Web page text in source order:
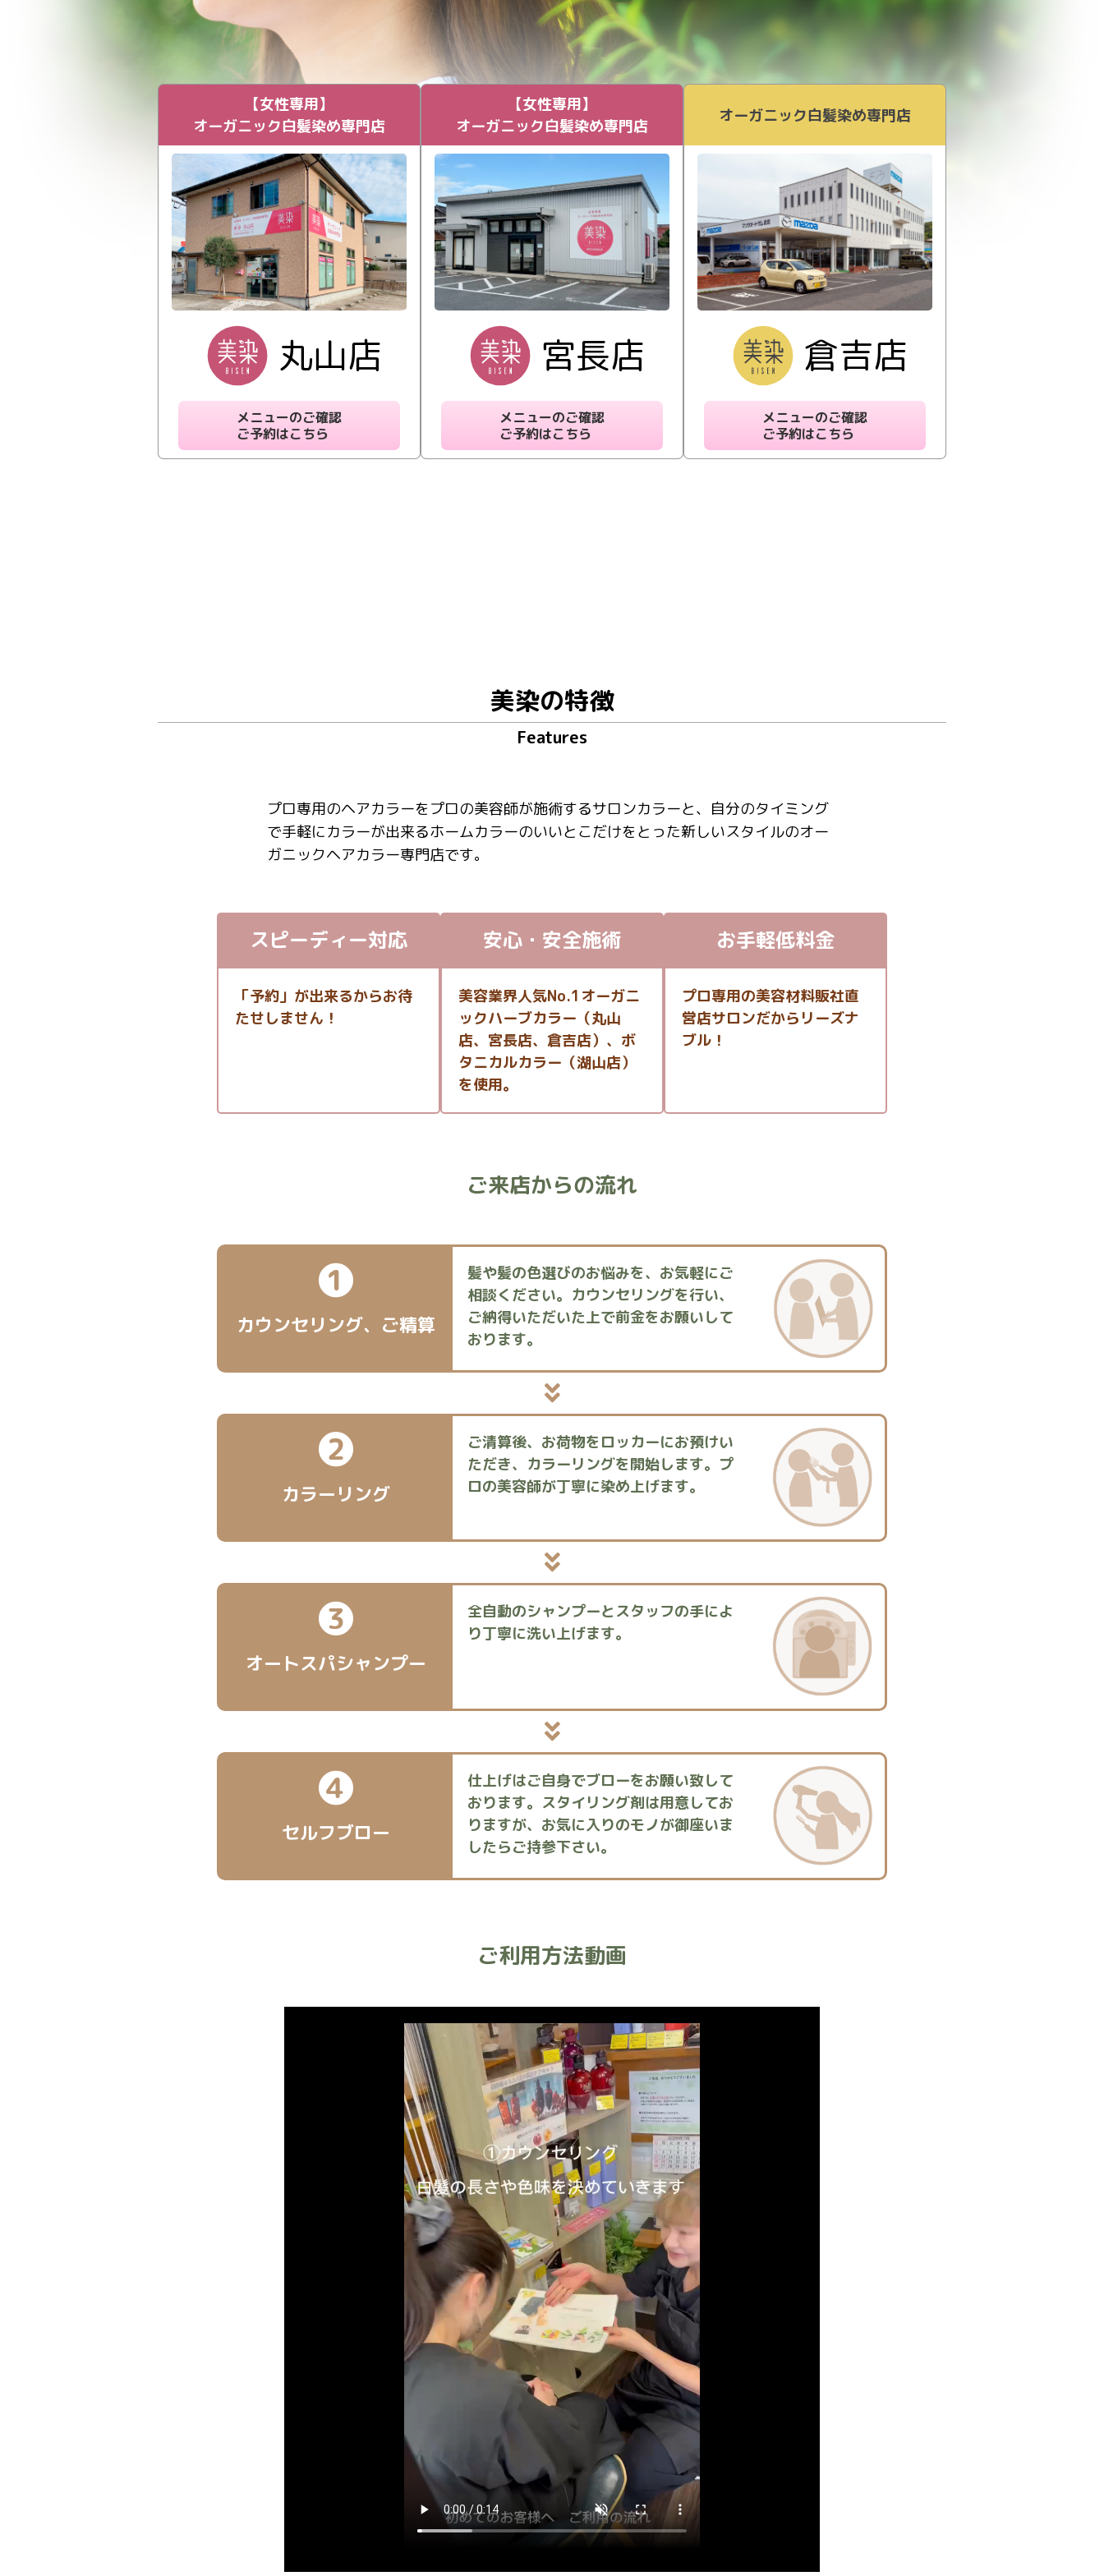
【女性専用】
オーガニック白髪染め専門店
丸山店
メニューのご確認
ご予約はこちら
【女性専用】
オーガニック白髪染め専門店
宮長店
メニューのご確認
ご予約はこちら
オーガニック白髪染め専門店
倉吉店
メニューのご確認
ご予約はこちら
美染の特徴
Features
プロ専用のヘアカラーをプロの美容師が施術するサロンカラーと、自分のタイミング
で手軽にカラーが出来るホームカラーのいいとこだけをとった新しいスタイルのオー
ガニックヘアカラー専門店です。
スピーディー対応
「予約」が出来るからお待
たせしません！
安心・安全施術
美容業界人気No.1オーガニ
ックハーブカラー（丸山
店、宮長店、倉吉店）、ボ
タニカルカラー（湖山店）
を使用。
お手軽低料金
プロ専用の美容材料販社直
営店サロンだからリーズナ
ブル！
ご来店からの流れ
❶
カウンセリング、 ご精算
髪や髪の色選びのお悩みを、お気軽にご
相談ください。カウンセリングを行い、
ご納得いただいた上で前金をお願いして
おります。
❷
カラーリング
ご清算後、お荷物をロッカーにお預けい
ただき、カラーリングを開始します。プ
ロの美容師が丁寧に染め上げます。
❸
オートスパシャンプー
全自動のシャンプーとスタッフの手によ
り丁寧に洗い上げます。
❹
セルフブロー
仕上げはご自身でブローをお願い致して
おります。スタイリング剤は用意してお
りますが、お気に入りのモノが御座いま
したらご持参下さい。
ご利用方法動画